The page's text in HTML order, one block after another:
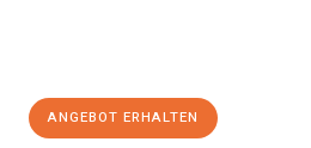
ANGEBOT ERHALTEN